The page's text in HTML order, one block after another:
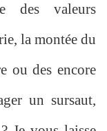
des valeurs
la montée du
ou des encore
un sursaut,